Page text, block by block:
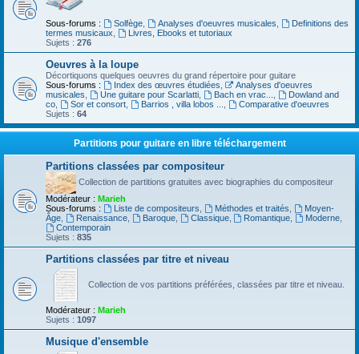
Sous-forums : Solfège, Analyses d'oeuvres musicales
Definitions des
termes musicaux
Livres, Ebooks et tutoriaux
Sujets : 276
Oeuvres à la loupe
Décortiquons quelques oeuvres du grand répertoire pour guitare
Sous-forums :
Index des œuvres étudiées
Analyses d'oeuvres
musicales
Une guitare pour Scarlatti, Bach en vrac...
Dowland and
co
Sor et consort, Barrios , villa lobos ...
Comparative d'oeuvres
Sujets : 64
Partitions pour guitare en libre téléchargement
Partitions classées par compositeur
Collection de partitions gratuites avec biographies du compositeur
Modérateur : Marieh
Sous-forums :
Liste de compositeurs Méthodes et traités
Moyen-
Âge
Renaissance, Baroque, Classique, Romantique Moderne
Contemporain
Sujets : 835
Partitions classées par titre et niveau
Collection de vos partitions préférées, classées par titre et niveau.
Modérateur : Marieh
Sujets : 1097
Musique d'ensemble